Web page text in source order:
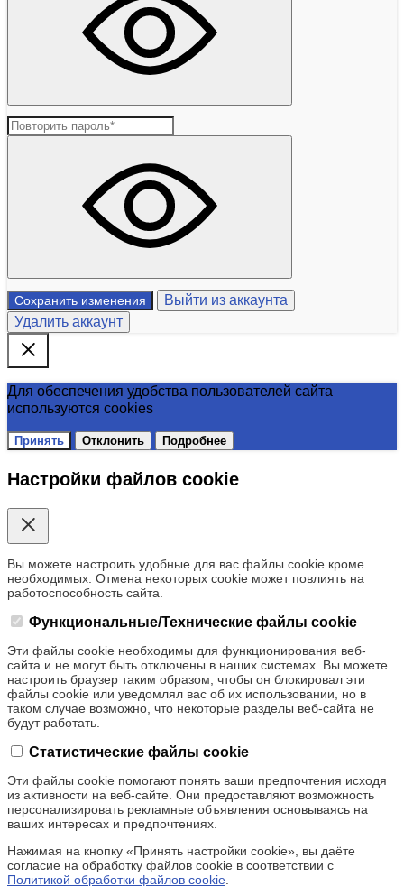
Сохранить изменения
Выйти из аккаунта
Удалить аккаунт
Для обеспечения удобства пользователей сайта
используются cookies
Принять Отклонить Подробнее
Настройки файлов cookie
Вы можете настроить удобные для вас файлы cookie кроме
необходимых. Отмена некоторых cookie может повлиять на
работоспособность сайта.
Функциональные/Технические файлы cookie
Эти файлы cookie необходимы для функционирования веб-
сайта и не могут быть отключены в наших системах. Вы можете
настроить браузер таким образом, чтобы он блокировал эти
файлы cookie или уведомлял вас об их использовании, но в
таком случае возможно, что некоторые разделы веб-сайта не
будут работать.
Статистические файлы cookie
Эти файлы cookie помогают понять ваши предпочтения исходя
из активности на веб-сайте. Они предоставляют возможность
персонализировать рекламные объявления основываясь на
ваших интересах и предпочтениях.
Нажимая на кнопку «Принять настройки cookie», вы даёте
согласие на обработку файлов cookie в соответствии с
Политикой обработки файлов cookie.